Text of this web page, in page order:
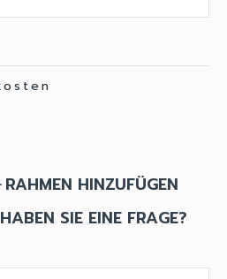
RAHMEN HINZUFÜGEN
HABEN SIE EINE FRAGE?